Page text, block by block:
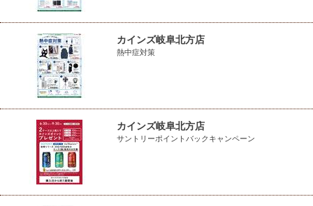
カインズ岐阜北方店
熱中症対策
カインズ岐阜北方店
サントリーポイントバックキャンペーン